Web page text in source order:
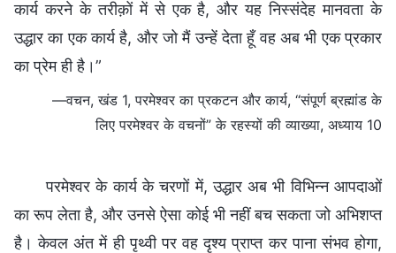
कार्य करने के तरीक़ों में से एक है, और यह निस्संदेह मानवता के
उद्धार का एक कार्य है, और जो मैं उन्हें देता हूँ वह अब भी एक प्रकार
का प्रेम ही है।”
—वचन, खंड 1, परमेश्वर का प्रकटन और कार्य, “संपूर्ण ब्रह्मांड के
लिए परमेश्वर के वचनों” के रहस्यों की व्याख्या, अध्याय 10
परमेश्वर के कार्य के चरणों में, उद्धार अब भी विभिन्न आपदाओं
का रूप लेता है, और उनसे ऐसा कोई भी नहीं बच सकता जो अभिशप्त
है। केवल अंत में ही पृथ्वी पर वह दृश्य प्राप्त कर पाना संभव होगा,